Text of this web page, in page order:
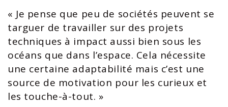
« Je pense que peu de sociétés peuvent se
targuer de travailler sur des projets
techniques à impact aussi bien sous les
océans que dans l’espace. Cela nécessite
une certaine adaptabilité mais c’est une
source de motivation pour les curieux et
les touche-à-tout. »